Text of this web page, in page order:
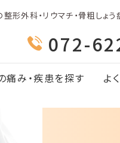
形外科・リウマチ・骨粗しょう
072-
痛み・疾患を探す よ